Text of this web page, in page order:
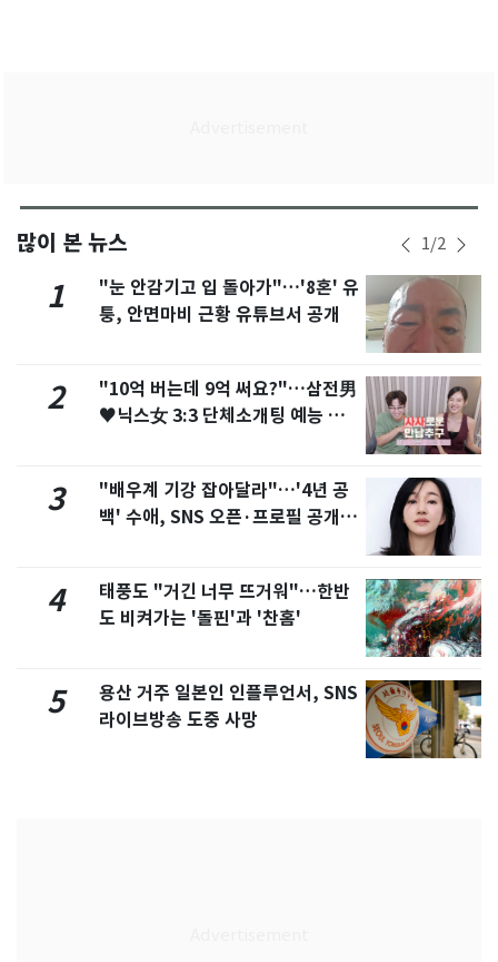
많이 본 뉴스 1/2
1
"눈 안감기고 입 돌아가"…'8혼' 유
퉁, 안면마비 근황 유튜브서 공개
2
"10억 버는데 9억 써요?"…삼전男
♥닉스女 3:3 단체소개팅 예능 화
3
"배우계 기강 잡아달라"…'4년 공
백' 수애, SNS 오픈·프로필 공개
4
태풍도 "거긴 너무 뜨거워"…한반
도 비켜가는 '돌핀'과 '찬홈'
5
용산 거주 일본인 인플루언서, SNS
라이브방송 도중 사망